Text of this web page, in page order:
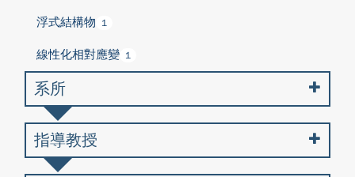
浮式結構物 1
線性化相對應變 1
系所
指導教授